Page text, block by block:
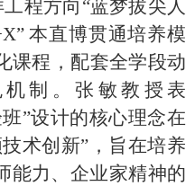
程方向“蓝梦拔尖人
本直博贯通培养模
课程，配套全学段动
制。张敏教授表
”设计的核心理念在
术创新”，旨在培养
能力、企业家精神的